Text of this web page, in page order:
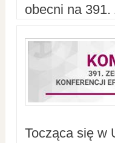
obecni na
Tocząca się w